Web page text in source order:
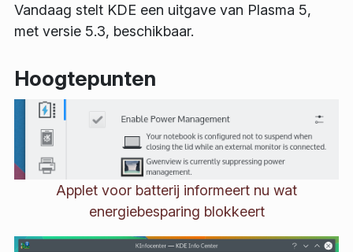
Vandaag stelt KDE een uitgave van Plasma 5,
met versie 5.3, beschikbaar.
Hoogtepunten
Applet voor batterij informeert nu wat
energiebesparing blokkeert